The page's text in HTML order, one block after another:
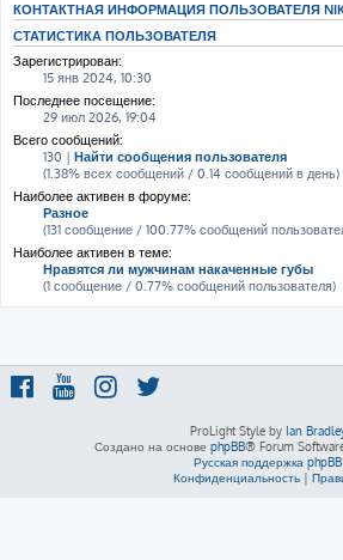
КОНТАКТНАЯ ИНФОРМАЦИЯ ПОЛЬЗОВАТЕЛЯ
СТАТИСТИКА ПОЛЬЗОВАТЕЛЯ
Зарегистрирован:
15 янв 2024, 10:30
Последнее посещение:
29 июл 2026, 19:04
Всего сообщений:
130 | Найти сообщения пользователя
(1.38% всех сообщений / 0.14 сообщений в день)
Наиболее активен в форуме:
Разное
(131 сообщение / 100.77% сообщений
Наиболее активен в теме:
Нравятся ли мужчинам накаченные губы
(1 сообщение / 0.77% сообщений пользователя)
ProLight Style by Ian
Создано на основе phpBB® Forum
Русская поддержка phpBB
Конфиденциальность |